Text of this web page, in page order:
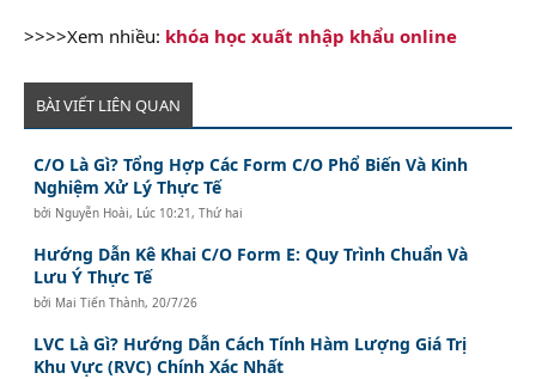
>>>>Xem nhiều: khóa học xuất nhập khẩu online
BÀI VIẾT LIÊN QUAN
C/O Là Gì? Tổng Hợp Các Form C/O Phổ Biến Và Kinh
Nghiệm Xử Lý Thực Tế
bởi Nguyễn Hoài, Lúc 10:21, Thứ hai
Hướng Dẫn Kê Khai C/O Form E: Quy Trình Chuẩn Và
Lưu Ý Thực Tế
bởi Mai Tiến Thành, 20/7/26
LVC Là Gì? Hướng Dẫn Cách Tính Hàm Lượng Giá Trị
Khu Vực (RVC) Chính Xác Nhất